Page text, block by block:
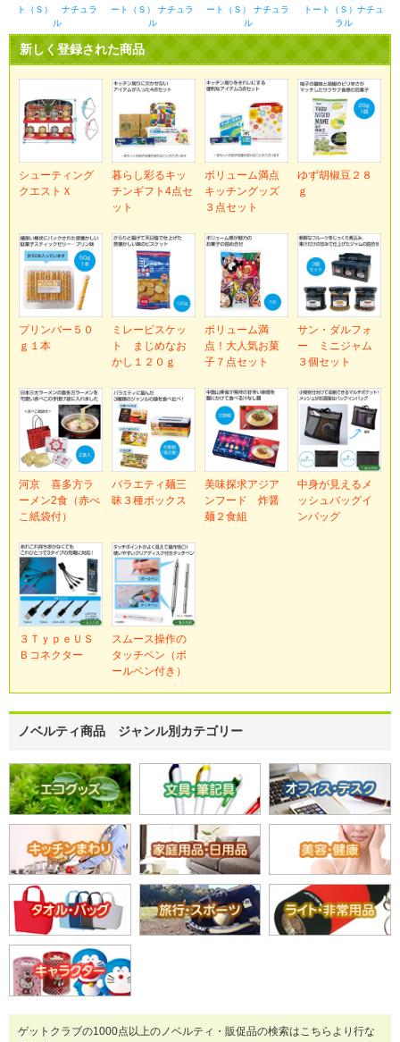
ト（Ｓ） ナチュラ
ル
ート（Ｓ） ナチュラ
ル
ート（Ｓ） ナチュラ
ル
トート（Ｓ）ナチュ
ラル
新しく登録された商品
シューティング
クエストＸ
暮らし彩るキッ
チンギフト4点セ
ット
ボリューム満点
キッチングッズ
３点セット
ゆず胡椒豆２８
ｇ
プリンバー５０
ｇ１本
ミレービスケッ
ト まじめなお
かし１２０ｇ
ボリューム満
点！大人気お菓
子７点セット
サン・ダルフォ
ー ミニジャム
３個セット
河京 喜多方ラ
ーメン2食（赤べ
こ紙袋付）
バラエティ麺三
昧３種ボックス
美味探求アジア
ンフード 炸醤
麺２食組
中身が見えるメ
ッシュバッグイ
ンバッグ
３ＴｙｐｅＵＳ
Ｂコネクター
スムース操作の
タッチペン（ボ
ールペン付き）
ノベルティ商品 ジャンル別カテゴリー
ゲットクラブの1000点以上のノベルティ・販促品の検索はこちらより行な